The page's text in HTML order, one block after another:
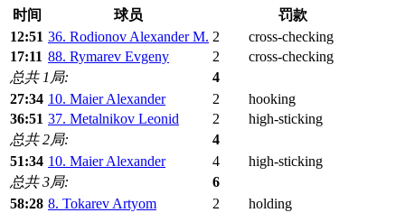
时间 球员
罚款
12:51 36. Rodionov Alexander M. 2
cross-checking
17:11 88. Rymarev Evgeny 2
cross-checking
总共 1局:
4
27:34 10. Maier Alexander 2
hooking
36:51 37. Metalnikov Leonid 2
high-sticking
总共 2局:
4
51:34 10. Maier Alexander 4
high-sticking
总共 3局:
6
58:28 8. Tokarev Artyom 2 holding